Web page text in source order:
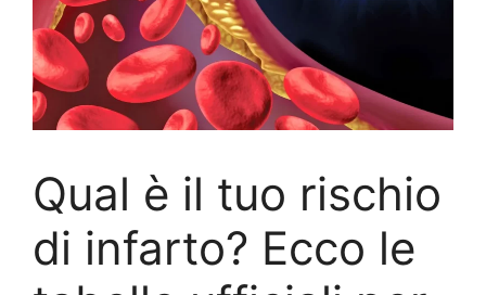
Qual è il tuo rischio
di infarto? Ecco le